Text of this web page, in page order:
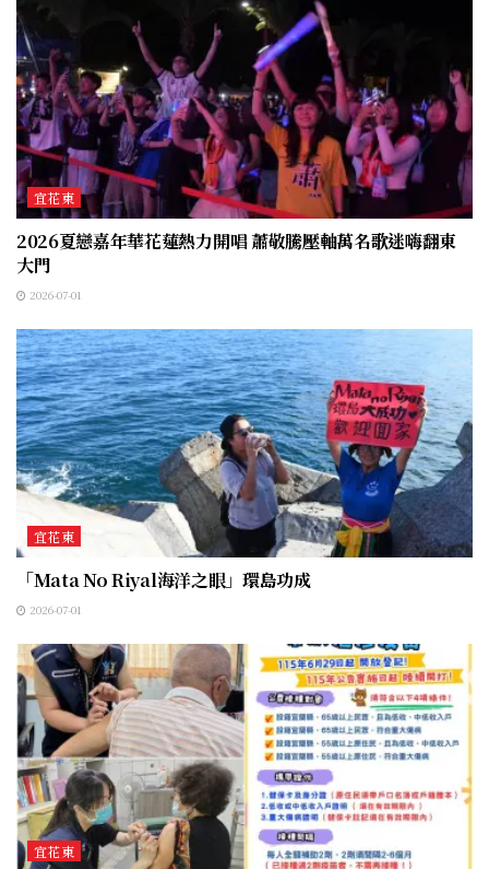
宜花東
2026夏戀嘉年華花蓮熱力開唱 蕭敬騰壓軸萬名歌迷嗨翻東
大門
2026-07-01
宜花東
「Mata No Riyal海洋之眼」環島功成
2026-07-01
宜花東